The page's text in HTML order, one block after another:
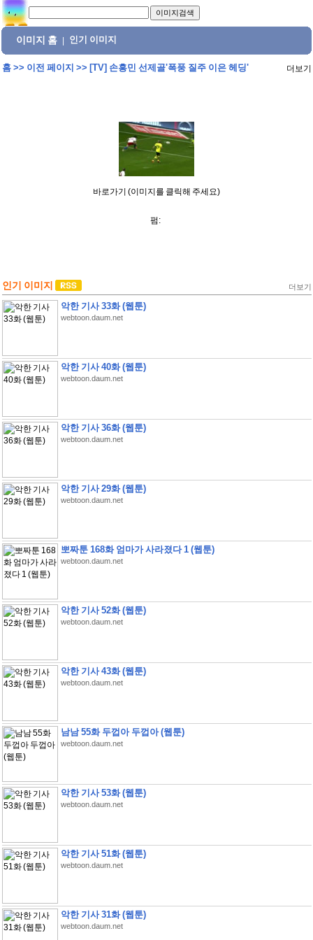
이미지 홈 인기 이미지
홈>> 이전 페이지 >> [TV] 손흥민 선제골'폭풍 질주 이은 헤딩' 더보기
바로가기 (이미지를 클릭해 주세요)
펌:
인기 이미지 더보기
악한 기사 33화 (웹툰)
webtoon.daum.net
악한 기사 40화 (웹툰)
webtoon.daum.net
악한 기사 36화 (웹툰)
webtoon.daum.net
악한 기사 29화 (웹툰)
webtoon.daum.net
뽀짜툰 168화 엄마가 사라졌다 1 (웹툰)
webtoon.daum.net
악한 기사 52화 (웹툰)
webtoon.daum.net
악한 기사 43화 (웹툰)
webtoon.daum.net
남남 55화 두껍아 두껍아 (웹툰)
webtoon.daum.net
악한 기사 53화 (웹툰)
webtoon.daum.net
악한 기사 51화 (웹툰)
webtoon.daum.net
악한 기사 31화 (웹툰)
webtoon.daum.net